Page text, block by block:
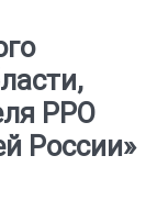
РРО
России»